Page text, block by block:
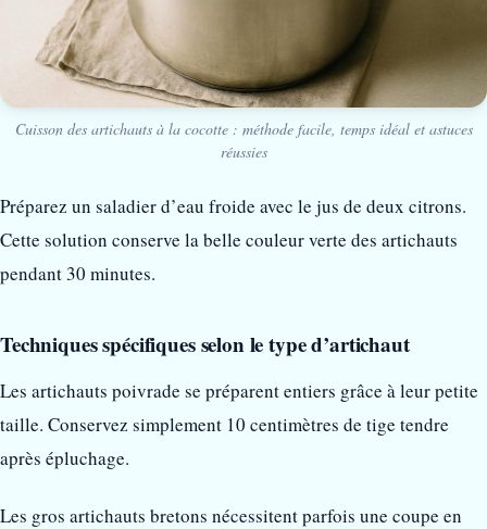
Cuisson des artichauts à la cocotte : méthode facile, temps idéal et astuces
réussies
Préparez un saladier d’eau froide avec le jus de deux citrons.
Cette solution conserve la belle couleur verte des artichauts
pendant 30 minutes.
Techniques spécifiques selon le type d’artichaut
Les artichauts poivrade se préparent entiers grâce à leur petite
taille. Conservez simplement 10 centimètres de tige tendre
après épluchage.
Les gros artichauts bretons nécessitent parfois une coupe en